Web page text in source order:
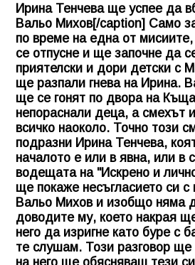
Ирина Тенчева ще успее да
Вальо Михов[/caption] Само
по време на една от
се отпусне и ще започне да
приятелски и дори детски с
ще разпали гнева на Ирина.
ще се гонят по двора на
непораснали деца, а смехът
всичко наоколо. Точно този
подразни Ирина Тенчева,
началото е или в явна, или в
водещата на "Искрено и
ще покаже несъгласието си с
Вальо Михов и изобщо няма
доводите му, което накрая
него да изригне като буре с
те слушам. Този разговор ще
на него ще обясняваш тези